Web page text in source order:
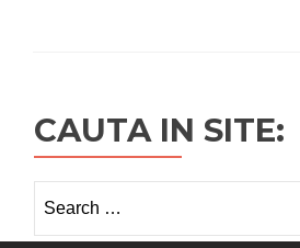
CAUTA IN SITE:
for: